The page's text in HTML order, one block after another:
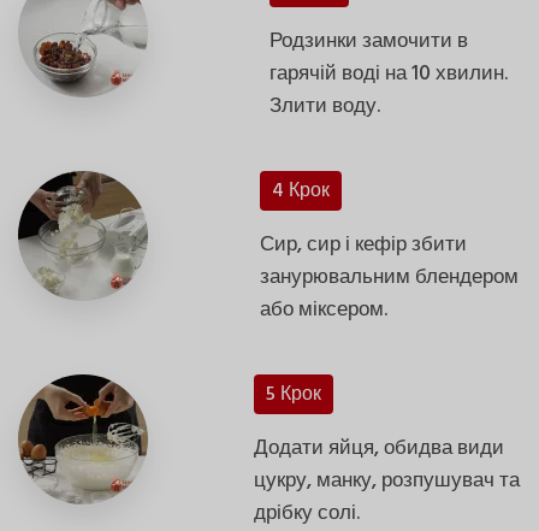
Родзинки замочити в
гарячій воді на 10 хвилин.
Злити воду.
4 Крок
Сир, сир і кефір збити
занурювальним блендером
або міксером.
5 Крок
Додати яйця, обидва види
цукру, манку, розпушувач та
дрібку солі.